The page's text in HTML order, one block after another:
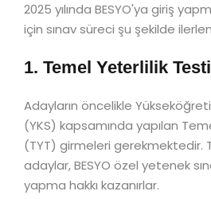
2025 yılında BESYO'ya giriş
için sınav süreci şu şekilde
1. Temel Yeterlilik
Adayların öncelikle
(YKS) kapsamında yapılan
(TYT) girmeleri gerekmektedir.
adaylar, BESYO özel yetenek
yapma hakkı kazanırlar.